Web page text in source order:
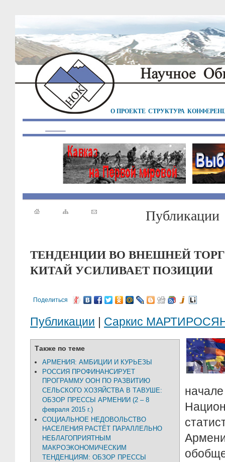
О ПРОЕКТЕ СТРУКТУРА
Публикации
ТЕНДЕНЦИИ ВО ВНЕШНЕЙ
КИТАЙ УСИЛИВАЕТ ПОЗИЦИИ
Поделиться
Публикации | Саркис
Также по теме
АРМЕНИЯ: АМБИЦИИ И КУРЬЕЗЫ
РОССИЯ ПРОФИНАНСИРУЕТ
ПРОГРАММУ ООН ПО РАЗВИТИЮ
СЕЛЬСКОГО ХОЗЯЙСТВА В ТАВУШЕ:
ОБЗОР ПРЕССЫ АРМЕНИИ (2 – 8
февраля 2015 г.)
СОЦИАЛЬНОЕ НЕДОВОЛЬСТВО
НАСЕЛЕНИЯ РАСТЁТ ПАРАЛЛЕЛЬНО
НЕБЛАГОПРИЯТНЫМ
МАКРОЭКОНОМИЧЕСКИМ
ТЕНДЕНЦИЯМ: ОБЗОР ПРЕССЫ